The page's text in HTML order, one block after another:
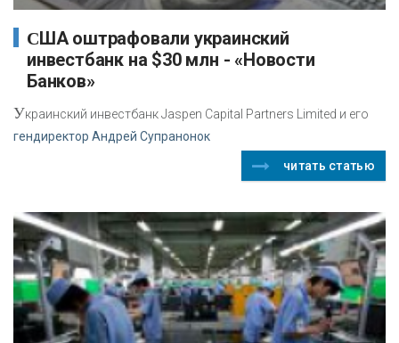
США оштрафовали украинский
инвестбанк на $30 млн - «Новости
Банков»
Украинский инвестбанк Jaspen Capital Partners Limited и его
гендиректор Андрей Супранонок
читать статью